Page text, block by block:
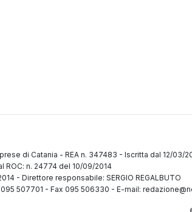
di Catania - REA n. 347483 - Iscritta dal 12/03/
ROC: n. 24774 del 10/09/2014
- Direttore responsabile: SERGIO REGALBUTO
507701 - Fax 095 506330 - E-mail: